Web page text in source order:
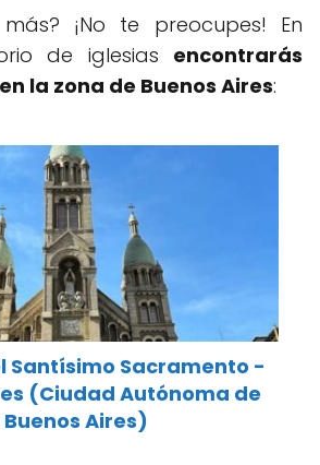
¡No te preocupes! En
de iglesias encontrarás
la zona de Buenos Aires:
Santísimo Sacramento -
(Ciudad Autónoma de
Buenos Aires)